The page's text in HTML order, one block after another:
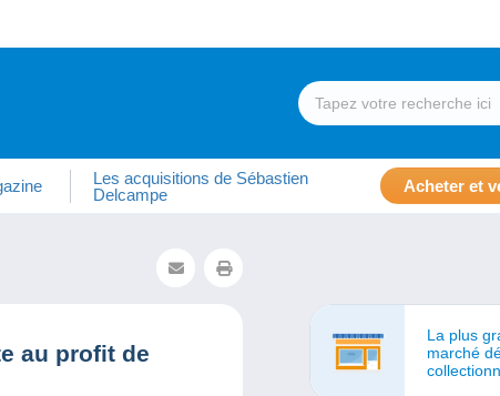
Les acquisitions de Sébastien
Delcampe
Acheter et
au profit de
La plus
marché